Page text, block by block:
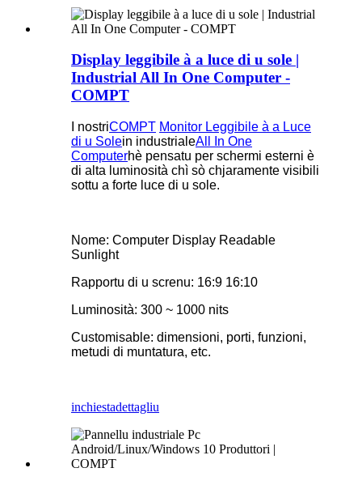
Display leggibile à a luce di u sole |
Industrial All In One Computer -
COMPT
I nostriCOMPT Monitor Leggibile à a Luce
di u Solein industrialeAll In One
Computerhè pensatu per schermi esterni è
di alta luminosità chì sò chjaramente visibili
sottu a forte luce di u sole.
Nome: Computer Display Readable
Sunlight
Rapportu di u screnu: 16:9 16:10
Luminosità: 300 ~ 1000 nits
Customisable: dimensioni, porti, funzioni,
metudi di muntatura, etc.
inchiestadettagliu